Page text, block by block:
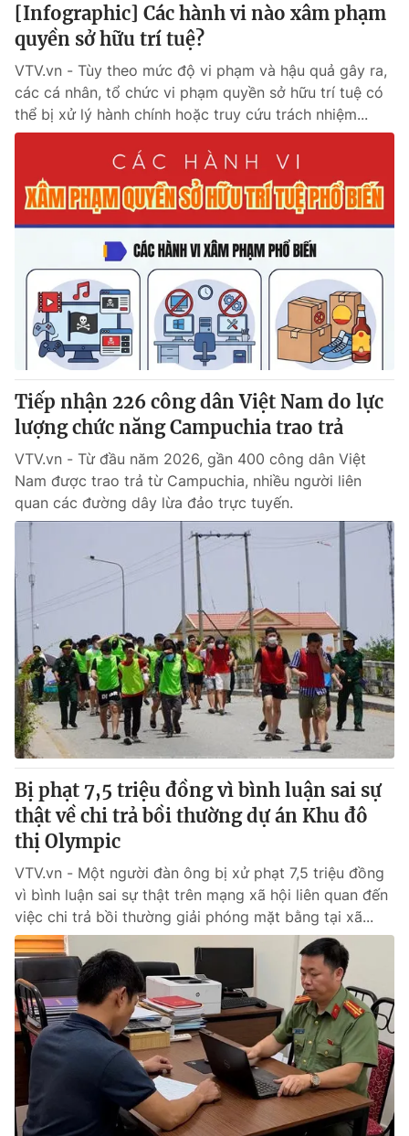
Nguyễn Trọng Ninh
Tổng đài VTV:024.38 355 931 - 024.38 355 932
Ðiện thoại Thời báo VTV:
024.66 897 897
Email: toasoan@vtv.vn
Liên hệ quảng cáo: 024-7300.7108
® Cấm sao chép dưới mọi hình thức nếu không có sự chấp
thuận bằng văn bản. Ghi rõ nguồn VTV.vn khi phát hành lại
thông tin từ website này.
[Infographic] Các hành vi nào xâm phạm
quyền sở hữu trí tuệ?
VTV.vn - Tùy theo mức độ vi phạm và hậu quả gây ra,
các cá nhân, tổ chức vi phạm quyền sở hữu trí tuệ có
thể bị xử lý hành chính hoặc truy cứu trách nhiệm...
Tiếp nhận 226 công dân Việt Nam do lực
lượng chức năng Campuchia trao trả
VTV.vn - Từ đầu năm 2026, gần 400 công dân Việt
Nam được trao trả từ Campuchia, nhiều người liên
quan các đường dây lừa đảo trực tuyến.
Bị phạt 7,5 triệu đồng vì bình luận sai sự
thật về chi trả bồi thường dự án Khu đô
thị Olympic
VTV.vn - Một người đàn ông bị xử phạt 7,5 triệu đồng
vì bình luận sai sự thật trên mạng xã hội liên quan đến
việc chi trả bồi thường giải phóng mặt bằng tại xã...